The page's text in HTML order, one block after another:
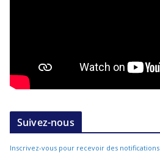
Suivez-nous
Inscrivez-vous pour recevoir des notifications